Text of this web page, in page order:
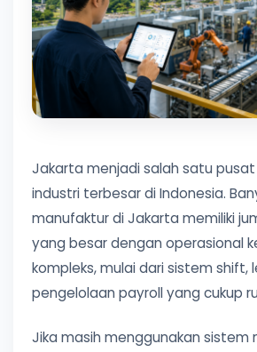
Jakarta menjadi salah satu pusat
industri terbesar di Indonesia.
manufaktur di Jakarta memiliki
yang besar dengan operasional
kompleks, mulai dari sistem shift,
pengelolaan payroll yang cukup
Jika masih menggunakan sistem